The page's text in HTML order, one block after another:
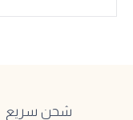
شحن سريع